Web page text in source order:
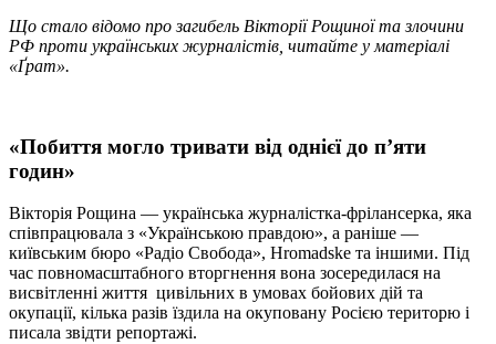
Що стало відомо про загибель Вікторії Рощиної та злочини
РФ проти українських журналістів, читайте у матеріалі
«Ґрат».
«Побиття могло тривати від однієї до п’яти
годин»
Вікторія Рощина — українська журналістка-фрілансерка, яка
співпрацювала з «Українською правдою», а раніше —
київським бюро «Радіо Свобода», Hromadske та іншими. Під
час повномасштабного вторгнення вона зосередилася на
висвітленні життя цивільних в умовах бойових дій та
окупації, кілька разів їздила на окуповану Росією територю і
писала звідти репортажі.